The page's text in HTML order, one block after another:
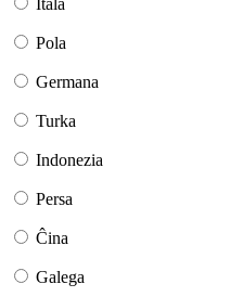
Itala
Pola
Germana
Turka
Indonezia
Persa
Ĉina
Galega